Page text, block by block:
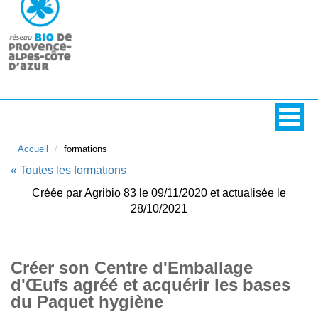
Accueil formations
« Toutes les formations
Créée par Agribio 83 le 09/11/2020 et actualisée le
28/10/2021
Créer son Centre d'Emballage
d'Œufs agréé et acquérir les bases
du Paquet hygiène